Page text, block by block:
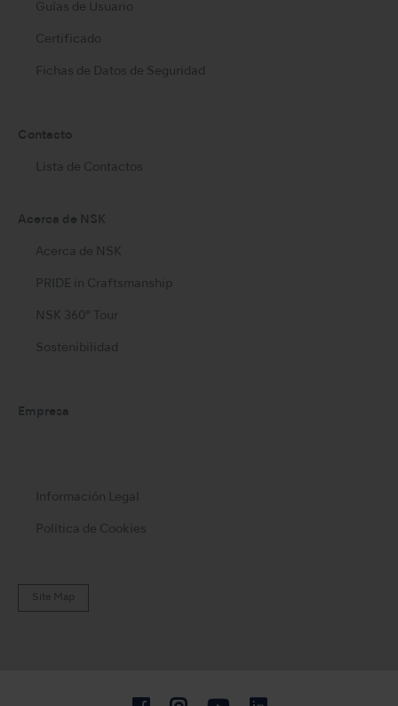
Guías de Usuario
Certificado
Fichas de Datos de Seguridad
Contacto
Lista de Contactos
Acerca de NSK
Acerca de NSK
PRIDE in Craftsmanship
NSK 360° Tour
Sostenibilidad
Empresa
Información Legal
Política de Cookies
Site Map